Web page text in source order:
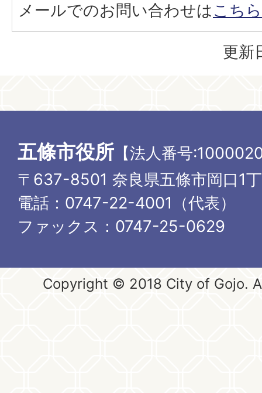
メールでのお問い合わせはこちら
更新
五條市役所 【法人番号
〒637-8501 奈良県五條市岡口1
電話：0747-22-4001（代表）
ファックス：0747-25-0629
Copyright © 2018 City of Gojo.